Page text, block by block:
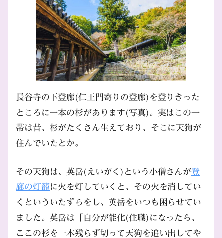
長谷寺の下登廊(仁王門寄りの登廊)を登りきった
ところに一本の杉があります(写真)。実はこの一
帯は昔、杉がたくさん生えており、そこに天狗が
住んでいたとか。
その天狗は、英岳(えいがく)という小僧さんが登
廊の灯籠に火を灯していくと、その火を消してい
くといういたずらをし、英岳をいつも困らせてい
ました。英岳は「自分が能化(住職)になったら、
ここの杉を一本残らず切って天狗を追い出してや